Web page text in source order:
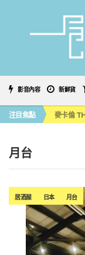
影音內容 新鮮貨
注目焦點
美國正式
角嗨尬炸
月台
居酒屋 日本 月台